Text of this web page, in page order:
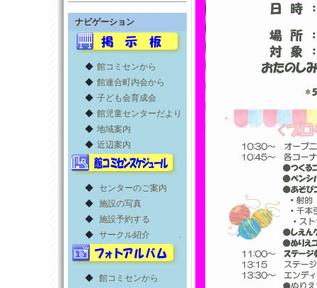
ナビゲーション
◆ 館コミセンから
◆ 館連合町内会から
◆ 子ども会育成会
◆ 館児童センターだより
◆ 地域案内
◆ 近辺案内
◆
センターのご案内
◆ 施設の写真
◆ 施設予約する
◆ サークル紹介 .
◆ 館コミセンから